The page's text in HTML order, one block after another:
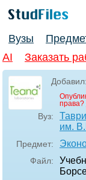
Вузы
AI
Заказать
Добавил:
права?
Вуз:
им.
Предмет:
Файл: